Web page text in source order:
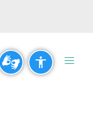
title